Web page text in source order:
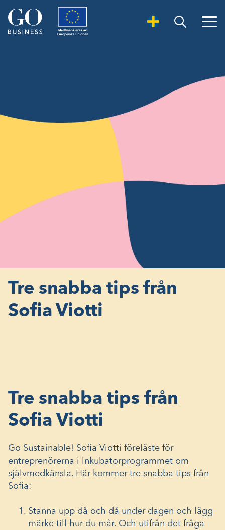
Open Search
Tre snabba tips från
Sofia Viotti
Tre snabba tips från
Sofia Viotti
Go Sustainable! Sofia Viotti föreläste för
entreprenörerna i Inkubatorprogrammet om
självmedkänsla. Här kommer tre snabba tips från
Sofia:
Stanna upp då och då under dagen och lägg
märke till hur du mår. Och utifrån det fråga